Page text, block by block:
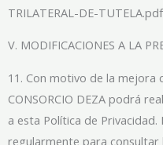
TRILATERAL-DE-TUTELA.pdf
V. MODIFICACIONES A LA
11. Con motivo de la mejora
CONSORCIO DEZA podrá
a esta Política de
regularmente para